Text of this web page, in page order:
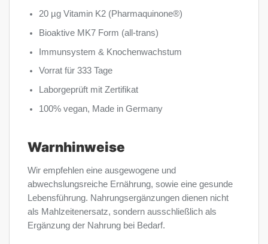
20 µg Vitamin K2 (Pharmaquinone®)
Bioaktive MK7 Form (all-trans)
Immunsystem & Knochenwachstum
Vorrat für 333 Tage
Laborgeprüft mit Zertifikat
100% vegan, Made in Germany
Warnhinweise
Wir empfehlen eine ausgewogene und
abwechslungsreiche Ernährung, sowie eine gesunde
Lebensführung. Nahrungsergänzungen dienen nicht
als Mahlzeitenersatz, sondern ausschließlich als
Ergänzung der Nahrung bei Bedarf.